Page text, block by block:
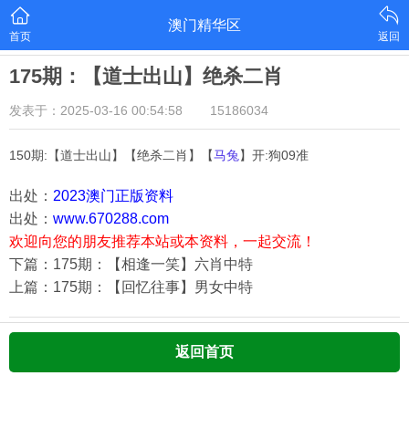
首页
澳门精华区
返回
175期：【道士出山】绝杀二肖
发表于：2025-03-16 00:54:58 15186034
150期:【道士出山】【绝杀二肖】【马兔 】开:狗09准
出处： 2023澳门正版资料
出处： www.670288.com
欢迎向您的朋友推荐本站或本资料，一起交流！
下篇：175期：【相逢一笑】六肖中特
上篇：175期：【回忆往事】男女中特
返回首页